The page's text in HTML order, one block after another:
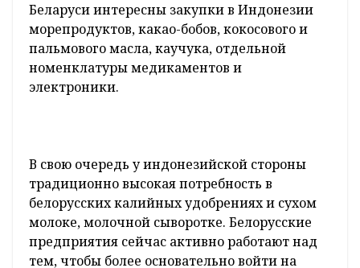
Беларуси интересны закупки в Индонезии
морепродуктов, какао-бобов, кокосового и
пальмового масла, каучука, отдельной
номенклатуры медикаментов и
электроники.
В свою очередь у индонезийской стороны
традиционно высокая потребность в
белорусских калийных удобрениях и сухом
молоке, молочной сыворотке. Белорусские
предприятия сейчас активно работают над
тем, чтобы более основательно войти на